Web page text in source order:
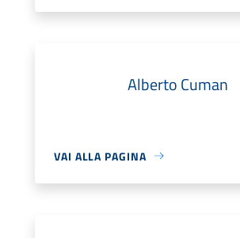
Alberto Cuman
VAI ALLA PAGINA